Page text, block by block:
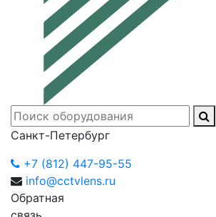
Санкт-Петербург
+7 (812) 447-95-55
info@cctvlens.ru
Обратная